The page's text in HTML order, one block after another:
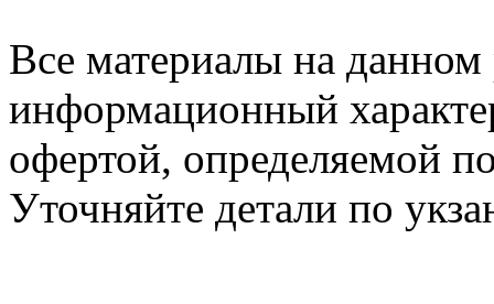
Все материалы на данном
информационный
офертой, определяемой
Уточняйте детали по